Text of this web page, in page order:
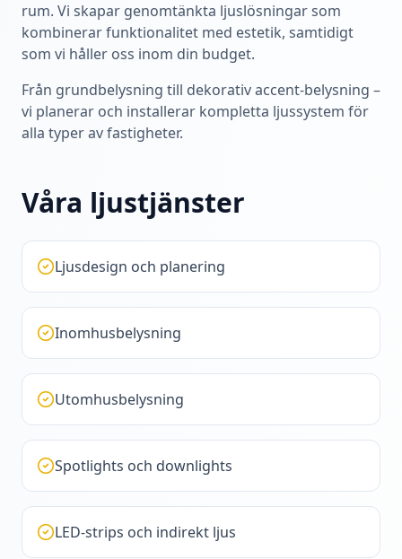
rum. Vi skapar genomtänkta ljuslösningar som
kombinerar funktionalitet med estetik, samtidigt
som vi håller oss inom din budget.
Från grundbelysning till dekorativ accent-belysning –
vi planerar och installerar kompletta ljussystem för
alla typer av fastigheter.
Våra ljustjänster
Ljusdesign och planering
Inomhusbelysning
Utomhusbelysning
Spotlights och downlights
LED-strips och indirekt ljus